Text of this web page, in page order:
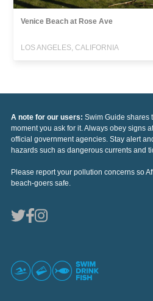
Venice Beach at Rose Ave
LOS ANGELES, CALIFORNIA
A note for our users: Swim Guide shares
moment you ask for it. Always obey signs
official government agencies. Stay alert
hazards such as dangerous currents and
Please report your pollution concerns so
beach-goers safe.